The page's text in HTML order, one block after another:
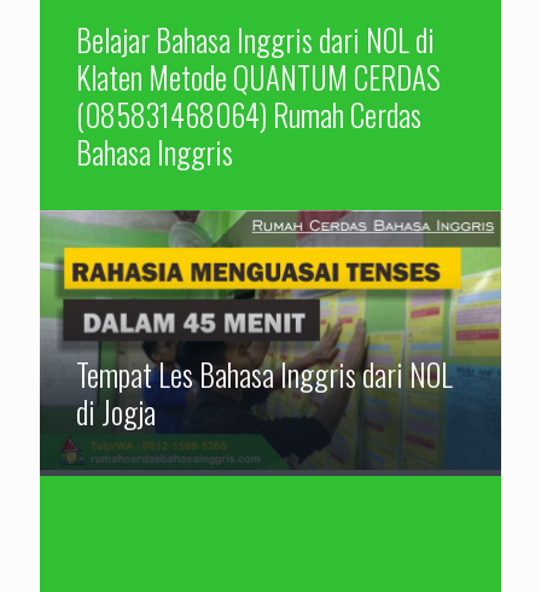
Belajar Bahasa Inggris dari NOL di
Klaten Metode QUANTUM CERDAS
(085831468064) Rumah Cerdas
Bahasa Inggris
Tempat Les Bahasa Inggris dari NOL
di Jogja
Tempat Kursus Bahasa Inggris di
Jogja